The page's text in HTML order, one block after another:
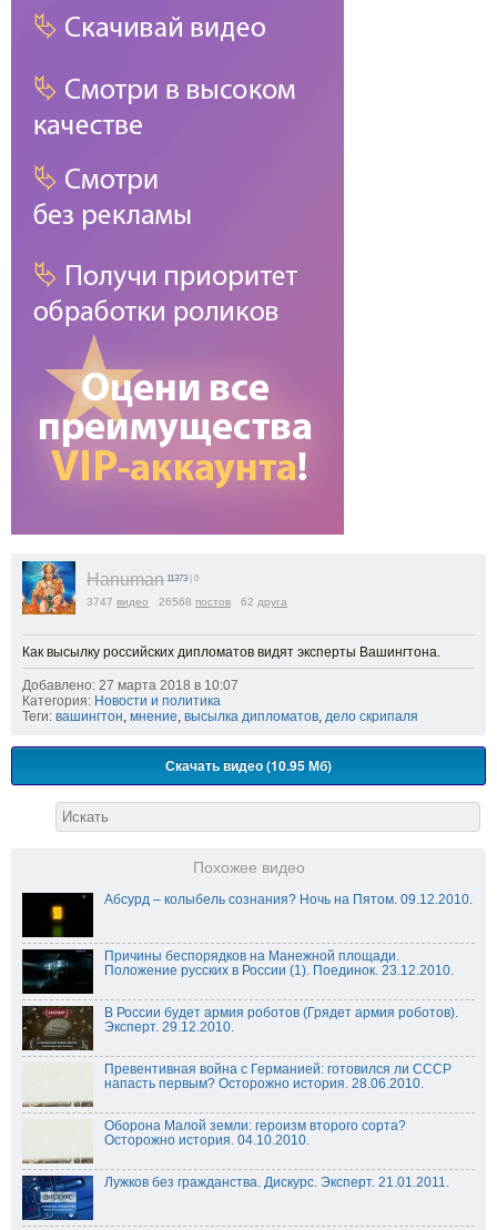
Hanuman 11373 | 0
3747 видео 26568 постов 62 друга
Как высылку российских дипломатов видят эксперты Вашингтона.
Добавлено: 27 марта 2018 в 10:07
Категория: Новости и политика
Теги: вашингтон, мнение, высылка дипломатов, дело скрипаля
Скачать видео (10.95 Мб)
Похожее видео
Абсурд – колыбель сознания? Ночь на Пятом. 09.12.2010.
Причины беспорядков на Манежной площади.
Положение русских в России (1). Поединок. 23.12.2010.
В России будет армия роботов (Грядет армия роботов).
Эксперт. 29.12.2010.
Превентивная война с Германией: готовился ли СССР
напасть первым? Осторожно история. 28.06.2010.
Оборона Малой земли: героизм второго сорта?
Осторожно история. 04.10.2010.
Лужков без гражданства. Дискурс. Эксперт. 21.01.2011.